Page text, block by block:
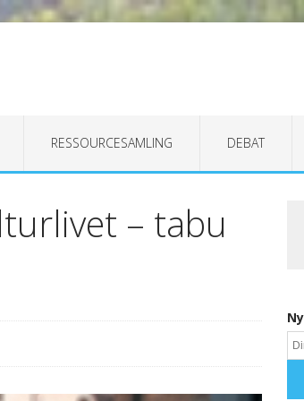
RESSOURCESAMLING DEBAT
– tabu